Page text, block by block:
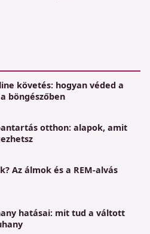
követés: hogyan véded a
böngészőben
otthon: alapok, amit
Az álmok és a REM-alvás
hatásai: mit tud a váltott